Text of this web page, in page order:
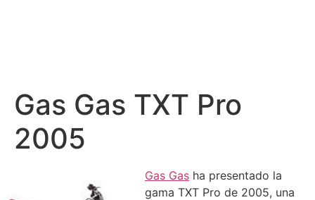
Gas Gas TXT Pro
2005
Gas Gas ha presentado la
gama TXT Pro de 2005, una